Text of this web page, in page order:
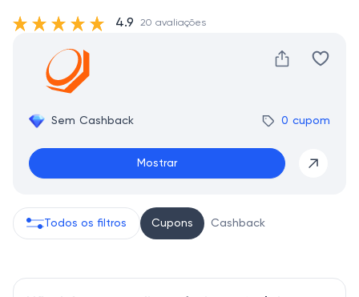
Sem Cashback 0 cupom
Mostrar
4.9 20 avaliações
Todos os filtros Cupons Cashback